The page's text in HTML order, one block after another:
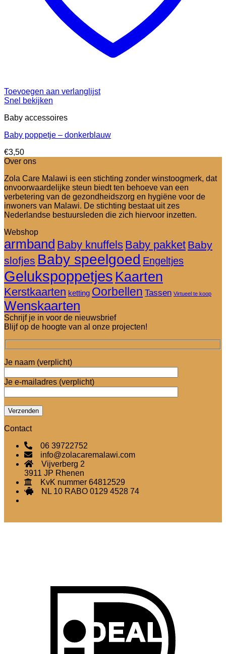
Toevoegen aan verlanglijst
Snel bekijken
Baby accessoires
Baby poppetje – donkerblauw
€3,50
Over ons
Zola Care Malawi is een stichting zonder winstoogmerk, dat
onvoorwaardelijke steun biedt ten behoeve van een
verbetering van de gezondheidszorg en hygiëne voor de
inwoners van Malawi. De stichting bestaat uit zes
Nederlandse bestuursleden die zich hiervoor inzetten.
Webshop
armband Baby knuffels Baby pakket Baby
slofjes Baby speelgoed Engeltjes
Gelukspoppetjes Kaarten
Kerstkaarten ketting Oorbellen Tassen Virtueel te koop
Wenskaarten
Schrijf je in voor de nieuwsbrief
Blijf op de hoogte van al onze projecten!
Je naam (verplicht)
Je e-mailadres (verplicht)
Contact
06 39722752
info@zolacaremalawi.com
Vijverberg 2
3911 JP Rhenen
KvK nummer 64812529
NL 10 RABO 0129 4528 74